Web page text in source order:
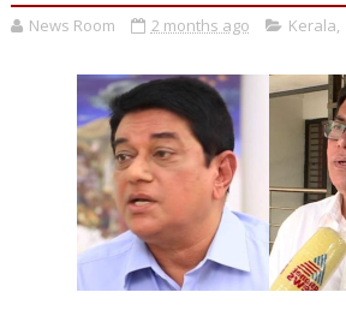
News Room 2 months ago Kerala,